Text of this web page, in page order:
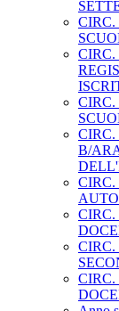
CIRC.
CIRC.
B/